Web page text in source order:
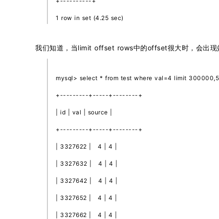
1 row in set (4.25 sec)
我们知道，当limit offset rows中的offset很大时，会出现
mysql> select * from test where val=4 limit
+---------+-----+--------+
| id | val | source |
+---------+-----+--------+
| 3327622 | 4 | 4 |
| 3327632 | 4 | 4 |
| 3327642 | 4 | 4 |
| 3327652 | 4 | 4 |
| 3327662 | 4 | 4 |